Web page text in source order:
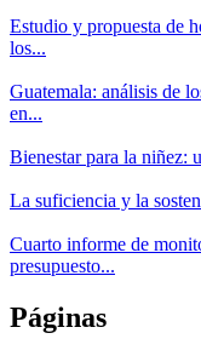
Estudio y propuesta de
los...
Guatemala: análisis de
en...
Bienestar para la niñez:
La suficiencia y la
Cuarto informe de
presupuesto...
Páginas